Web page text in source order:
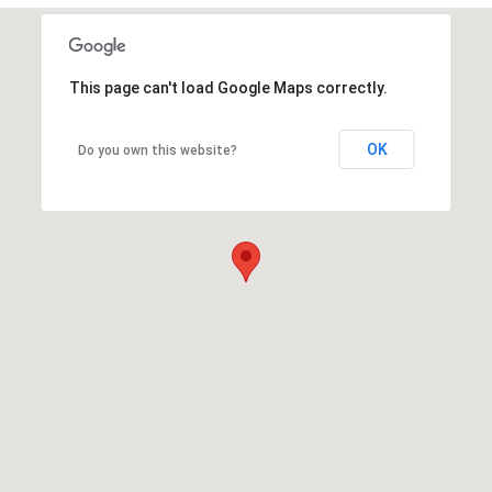
?
? POUR QUOI ? COMMENT ?
ET L’ÉNERGÉTIQUE PEUVENT VOUS
DE L’APPLICATION DE LA NATUROPATHIE
MES OUTILS ET MA PRATIQUE
This page can't load Google Maps correctly.
Do you own this website? OK